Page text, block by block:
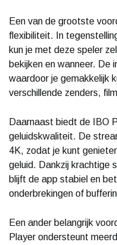
Een van de grootste
flexibiliteit. In
kun je met deze speler
bekijken en wanneer. De
waardoor je gemakkelijk
verschillende zenders,
Daarnaast biedt de IBO
geluidskwaliteit. De
4K, zodat je kunt
geluid. Dankzij krachtige
blijft de app stabiel en
onderbrekingen of
Een ander belangrijk
Player ondersteunt